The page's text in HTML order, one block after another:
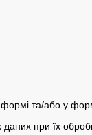
та/або у
при їх